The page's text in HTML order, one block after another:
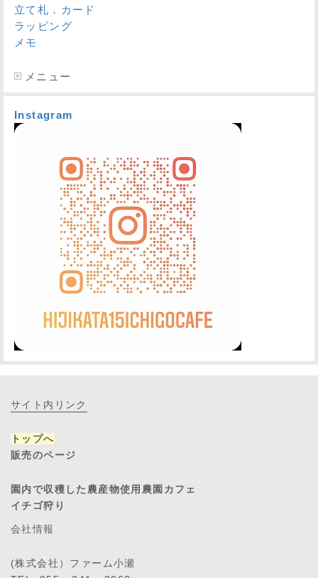
立て札．カード
ラッピング
メモ
メニュー
Instagram
サイト内リンク
トップへ
販売のページ
園内で収穫した農産物使用農園カフェ
イチゴ狩り
会社情報
(株式会社）ファーム小瀬